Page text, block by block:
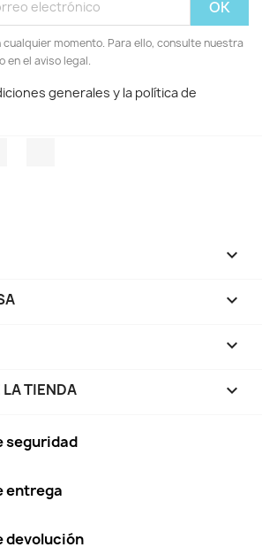
momento. Para ello, consulte nuestra
en el aviso legal.
generales y la política de



TIENDA keyboard_arrow_down
seguridad
entrega
devolución